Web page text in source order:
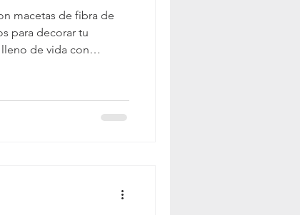
macetas de fibra de
para decorar tu
de vida con